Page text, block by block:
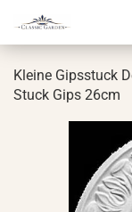
Klei­ne Gips­stuck
Stuck Gips 26cm